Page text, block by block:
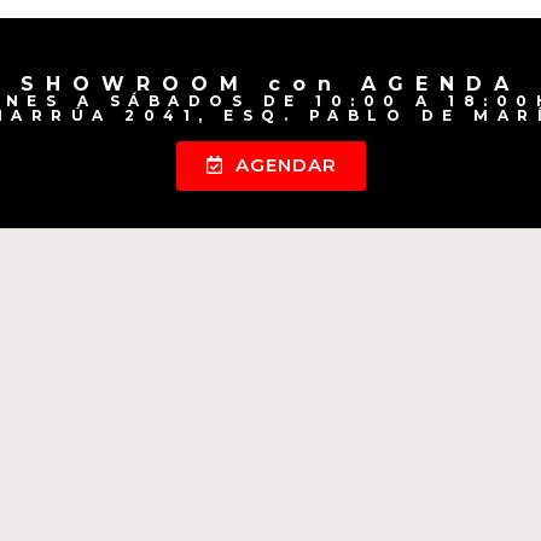
SHOWROOM con AGENDA
A SÁBADOS DE 10:00 A
2041, ESQ. PABLO DE
AGENDAR